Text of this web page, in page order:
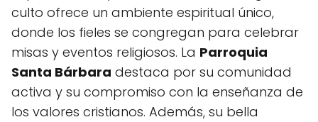
culto ofrece un ambiente espiritual único,
donde los fieles se congregan para celebrar
misas y eventos religiosos. La Parroquia
Santa Bárbara destaca por su comunidad
activa y su compromiso con la enseñanza de
los valores cristianos. Además, su bella